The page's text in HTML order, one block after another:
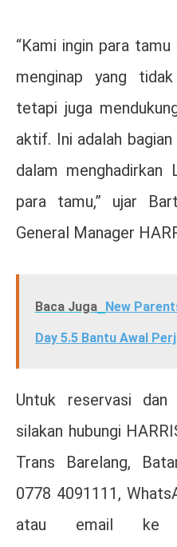
“Kami ingin para
menginap yang tidak
tetapi juga
aktif. Ini adalah
dalam menghadirkan
para tamu,” ujar
General Manager
Baca Juga New
Day 5.5 Bantu Awal
Untuk reservasi
silakan hubungi
Trans Barelang,
0778 4091111,
atau email ke